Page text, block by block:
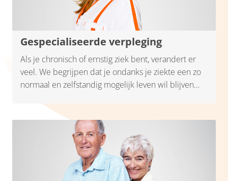
Gespecialiseerde verpleging
Als je chronisch of ernstig ziek bent, verandert er
veel. We begrijpen dat je ondanks je ziekte een zo
normaal en zelfstandig mogelijk leven wil blijven
gespecialiseerde verpleegkundigen van Santé
Partners bieden thuis de zorg die je nodig hebt. Je
kunt hierdoor bijvoorbeeld eerder naar huis vanuit